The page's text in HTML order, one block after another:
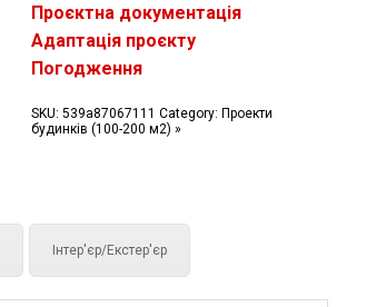
Проєктна документація
Адаптація проєкту
Погодження
SKU:539a87067111 Category:Проекти
будинків (100-200 м2) »
Інтер'єр/Екстер'єр